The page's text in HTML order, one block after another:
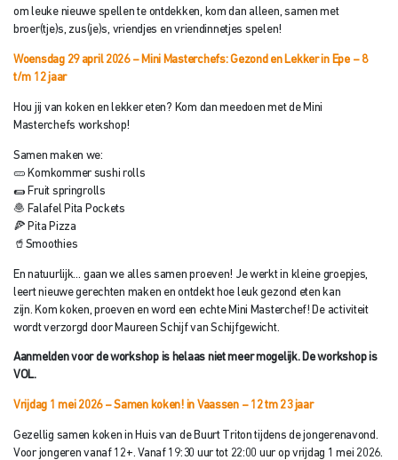
om leuke nieuwe spellen te ontdekken, kom dan alleen, samen met
broer(tje)s, zus(je)s, vriendjes en vriendinnetjes spelen!
Woensdag 29 april 2026 – Mini Masterchefs: Gezond en Lekker in Epe – 8
t/m 12 jaar
Hou jij van koken en lekker eten? Kom dan meedoen met de Mini
Masterchefs workshop!
Samen maken we:
🥒 Komkommer sushi rolls
🌯 Fruit springrolls
🧆 Falafel Pita Pockets
🍕 Pita Pizza
🥤Smoothies
En natuurlijk… gaan we alles samen proeven! Je werkt in kleine groepjes,
leert nieuwe gerechten maken en ontdekt hoe leuk gezond eten kan
zijn. Kom koken, proeven en word een echte Mini Masterchef! De activiteit
wordt verzorgd door Maureen Schijf van Schijfgewicht.
Aanmelden voor de workshop is helaas niet meer mogelijk. De workshop is
VOL.
Vrijdag 1 mei 2026 – Samen koken! in Vaassen – 12 tm 23 jaar
Gezellig samen koken in Huis van de Buurt Triton tijdens de jongerenavond.
Voor jongeren vanaf 12+. Vanaf 19:30 uur tot 22:00 uur op vrijdag 1 mei 2026.